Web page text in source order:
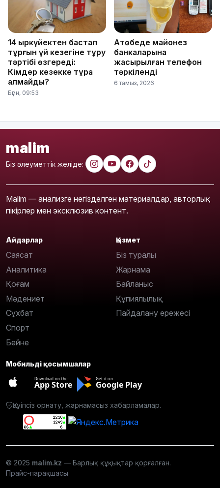
14 қыркүйектен бастап
тұрғын үй кезегіне тұру
тәртібі өзгереді:
Кімдер кезекке тұра
алмайды?
Бүгін, 09:53
Ақтөбеде майонез
банкаларына
жасырылған телефон
тәркіленді
6 тамыз, 2026
malim
Біз әлеуметтік желіде:
Malim — анализге негізделген материалдар, авторлық
пікірлер мен эксклюзив контент.
Айдарлар
Саясат
Аналитика
Қоғам
Мәдениет
Сұхбат
Спорт
Бейне
Қызмет
Біз туралы
Жарнама
Байланыс
Құпиялылық
Пайдалану ережесі
Мобильді қосымшалар
Download on the
App Store
Get it on
Google Play
Қауіпсіз орнату, жарнамасыз хабарламалар.
© 2025 malim.kz — Барлық құқықтар қорғалған.
Прайс-парақшасы